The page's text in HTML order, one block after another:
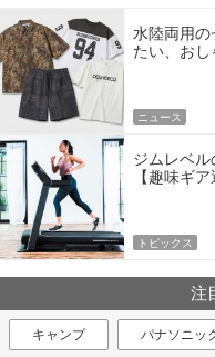
水陸両用の
たい、おし
ニュース
ジムレベル
【趣味ギア
トピックス
注
キャンプ パナソニッ